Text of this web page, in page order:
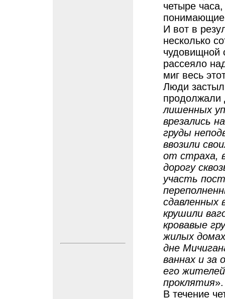
четыре
И вот в
несколько
чудовищной
рассеяло
миг весь
Люди
продолжали
лишенных
врезались
груды
ввозили
от страха,
дорогу
участь
сдавленных
крушили
кровавые
жилых
дне
ваннах и за
его
проклятия».
В течение